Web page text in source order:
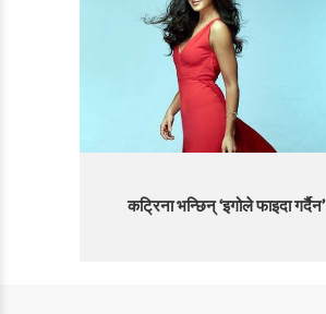
कट्रिना भन्छिन् ‘इगोले फाइदा गर्दैन’